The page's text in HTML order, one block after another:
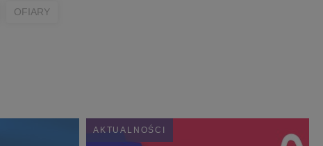
OFIARY
AKTUALNOŚCI